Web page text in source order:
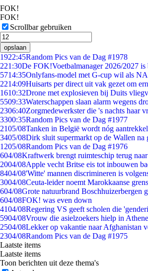
FOK!
FOK!
Scrollbar gebruiken
opslaan
1922:45Random Pics van de Dag #1978
221:30De FOK!Voetbalmanager 2026/2027 is
5714:35Onlyfans-model met G-cup wil als
2214:09Huisarts per direct uit vak gezet om
1610:32Drone met explosieven bij Duits
5509:33Waterschappen slaan alarm wegens
2306:40Zorgmedewerkster die 's nachts haar
3300:35Random Pics van de Dag #1977
2105/08Tanken in België wordt nóg
3405/08Dirk sluit supermarkt op de Wallen na
1205/08Random Pics van de Dag #1976
604/08Kraftwerk brengt ruimteschip terug
2004/08Apple vecht Britse eis tot inbouwen
8404/08'Witte' mannen discrimineren is
3004/08Ceuta-leider noemt Marokkaanse
604/08Grote natuurbrand Boschhuizerbergen
604/08FOK! was even down
4104/08Regering VS geeft scholen die
5904/08Vrouw die asielzoekers hielp in
2504/08Lekker op vakantie naar Afghanistan
2304/08Random Pics van de Dag #1975
Laatste items
Laatste items
Toon berichten uit deze thema's